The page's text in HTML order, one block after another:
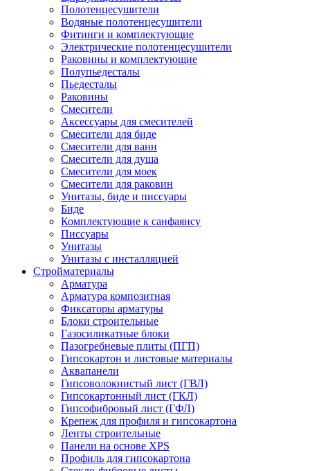
Полотенцесушители
Водяные полотенцесушители
Фитинги и комплектующие
Электрические полотенцесушители
Раковины и комплектующие
Полупьедесталы
Пьедесталы
Раковины
Смесители
Аксессуары для смесителей
Смесители для биде
Смесители для ванн
Смесители для душа
Смесители для моек
Смесители для раковин
Унитазы, биде и писсуары
Биде
Комплектующие к санфаянсу
Писсуары
Унитазы
Унитазы с инсталляцией
Стройматериалы
Арматура
Арматура композитная
Фиксаторы арматуры
Блоки строительные
Газосиликатные блоки
Пазогребневые плиты (ПГП)
Гипсокартон и листовые материалы
Аквапанели
Гипсоволокнистый лист (ГВЛ)
Гипсокартонный лист (ГКЛ)
Гипсофибровый лист (ГФЛ)
Крепеж для профиля и гипсокартона
Ленты строительные
Панели на основе XPS
Профиль для гипсокартона